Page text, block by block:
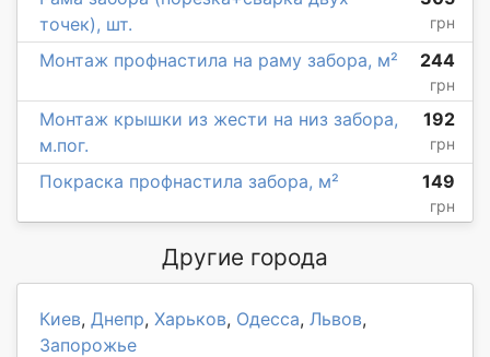
точек), шт.
грн
Монтаж профнастила на раму забора, м² 244
грн
Монтаж крышки из жести на низ забора,
м.пог.
192
грн
Покраска профнастила забора, м² 149
грн
Другие города
Киев, Днепр, Харьков, Одесса, Львов,
Запорожье